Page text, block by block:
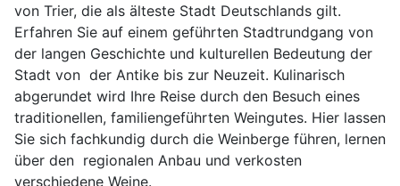
von Trier, die als älteste Stadt Deutschlands gilt.
Erfahren Sie auf einem geführten Stadtrundgang von
der langen Geschichte und kulturellen Bedeutung der
Stadt von der Antike bis zur Neuzeit. Kulinarisch
abgerundet wird Ihre Reise durch den Besuch eines
traditionellen, familiengeführten Weingutes. Hier lassen
Sie sich fachkundig durch die Weinberge führen, lernen
über den regionalen Anbau und verkosten
verschiedene Weine.